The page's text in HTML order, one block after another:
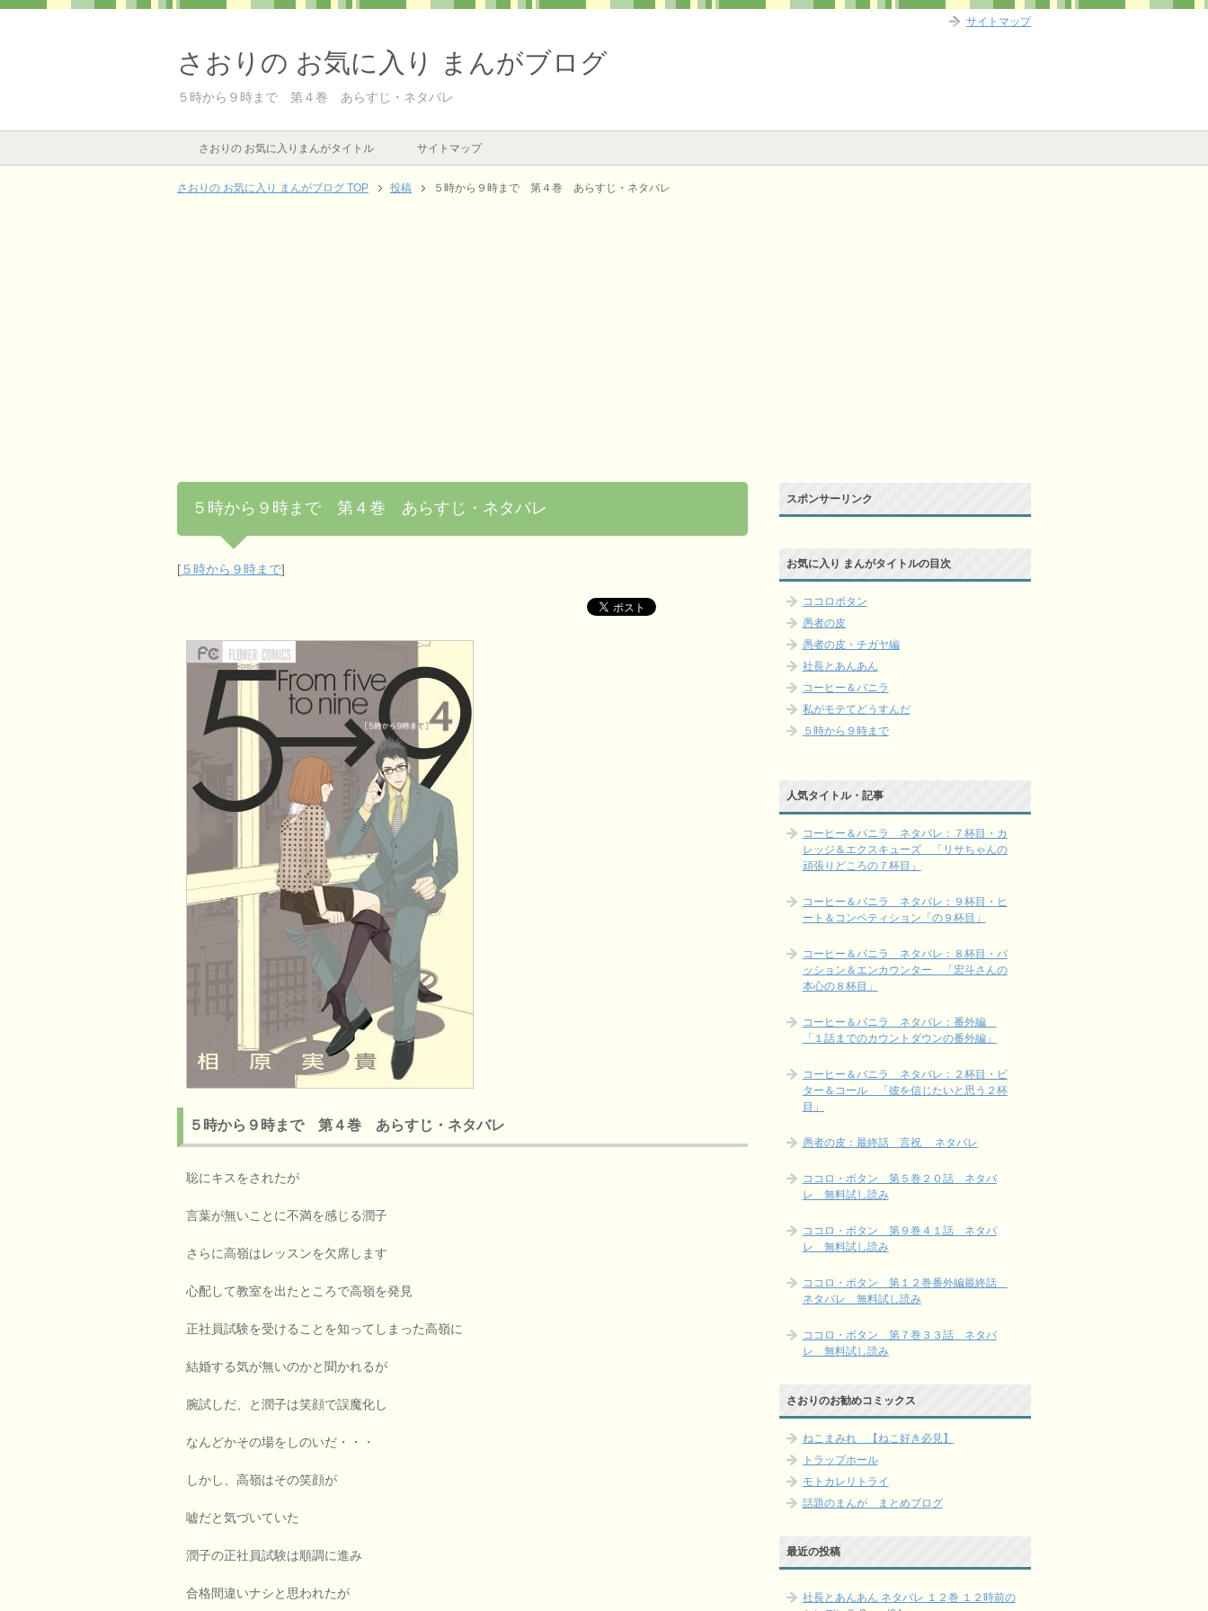
さおりの お気に入り まんがブログ
５時から９時まで 第４巻 あらすじ・ネタバレ
さおりの お気に入りまんがタイトル サイトマップ
さおりの お気に入り まんがブログ TOP 投稿 ５時から９時まで 第４巻 あらすじ・ネタバレ
５時から９時まで 第４巻 あらすじ・ネタバレ
[５時から９時まで]
５時から９時まで 第４巻 あらすじ・ネタバレ
聡にキスをされたが
言葉が無いことに不満を感じる潤子
さらに高嶺はレッスンを欠席します
心配して教室を出たところで高嶺を発見
正社員試験を受けることを知ってしまった高嶺に
結婚する気が無いのかと聞かれるが
腕試しだ、と潤子は笑顔で誤魔化し
なんどかその場をしのいだ・・・
しかし、高嶺はその笑顔が
嘘だと気づいていた
潤子の正社員試験は順調に進み
合格間違いナシと思われたが
スポンサーリンク
お気に入り まんがタイトルの目次
ココロボタン
愚者の皮
愚者の皮・チガヤ編
社長とあんあん
コーヒー＆バニラ
私がモテてどうすんだ
５時から９時まで
人気タイトル・記事
コーヒー＆バニラ ネタバレ：７杯目・カ
レッジ＆エクスキューズ 「リサちゃんの
頑張りどころの７杯目」
コーヒー＆バニラ ネタバレ：９杯目・ヒ
ート＆コンペティション「の９杯目」
コーヒー＆バニラ ネタバレ：８杯目・パ
ッション＆エンカウンター 「宏斗さんの
本心の８杯目」
コーヒー＆バニラ ネタバレ：番外編
「１話までのカウントダウンの番外編」
コーヒー＆バニラ ネタバレ：２杯目・ビ
ター＆コール 「彼を信じたいと思う２杯
目」
愚者の皮：最終話 言祝 ネタバレ
ココロ・ボタン 第５巻２０話 ネタバ
レ 無料試し読み
ココロ・ボタン 第９巻４１話 ネタバ
レ 無料試し読み
ココロ・ボタン 第１２巻番外編最終話
ネタバレ 無料試し読み
ココロ・ボタン 第７巻３３話 ネタバ
レ 無料試し読み
さおりのお勧めコミックス
ねこまみれ 【ねこ好き必見】
トラップホール
モトカレリトライ
話題のまんが まとめブログ
最近の投稿
社長とあんあん ネタバレ １２巻 １２時前の
サイトマップ